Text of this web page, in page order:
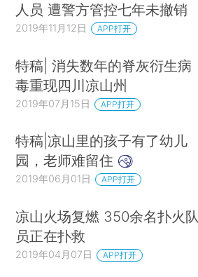
人员 遭警方管控七年未撤销
2019年11月12日 APP打开
特稿| 消失数年的脊灰衍生病
毒重现四川凉山州
2019年07月15日 APP打开
特稿|凉山里的孩子有了幼儿
园，老师难留住
2019年06月01日 APP打开
凉山火场复燃 350余名扑火队
员正在扑救
2019年04月07日 APP打开